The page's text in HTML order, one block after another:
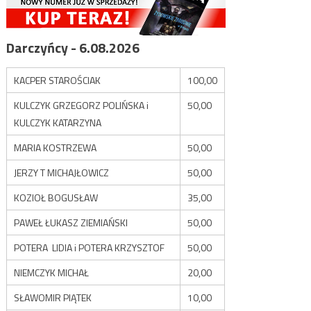
Darczyńcy - 6.08.2026
KACPER STAROŚCIAK
100,00
KULCZYK GRZEGORZ POLIŃSKA i
KULCZYK KATARZYNA
50,00
MARIA KOSTRZEWA
50,00
JERZY T MICHAJŁOWICZ
50,00
KOZIOŁ BOGUSŁAW
35,00
PAWEŁ ŁUKASZ ZIEMIAŃSKI
50,00
POTERA LIDIA i POTERA KRZYSZTOF
50,00
NIEMCZYK MICHAŁ
20,00
SŁAWOMIR PIĄTEK
10,00